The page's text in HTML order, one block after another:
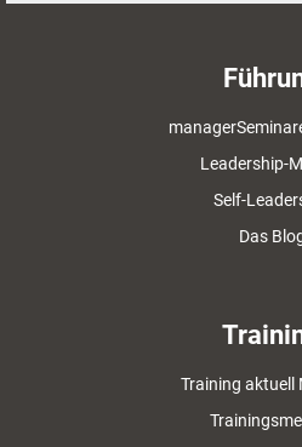
Leadership-
Self-
Das
Training aktuell